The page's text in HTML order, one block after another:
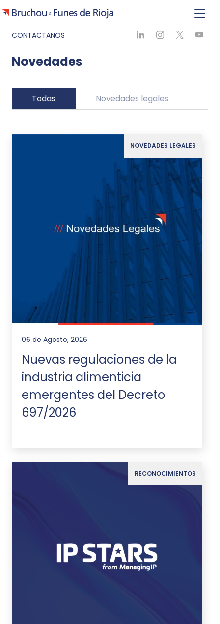
CONTACTANOS
Novedades
Todas Novedades legales
NOVEDADES LEGALES
06 de Agosto, 2026
Nuevas regulaciones de la
industria alimenticia
emergentes del Decreto
697/2026
RECONOCIMIENTOS